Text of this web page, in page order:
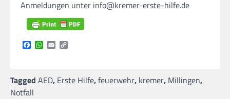
Anmeldungen unter info@kremer-erste-hilfe.de
Facebook
WhatsApp
Email
Tagged AED, Erste Hilfe,feuerwehr, kremer, Millingen,
Notfall